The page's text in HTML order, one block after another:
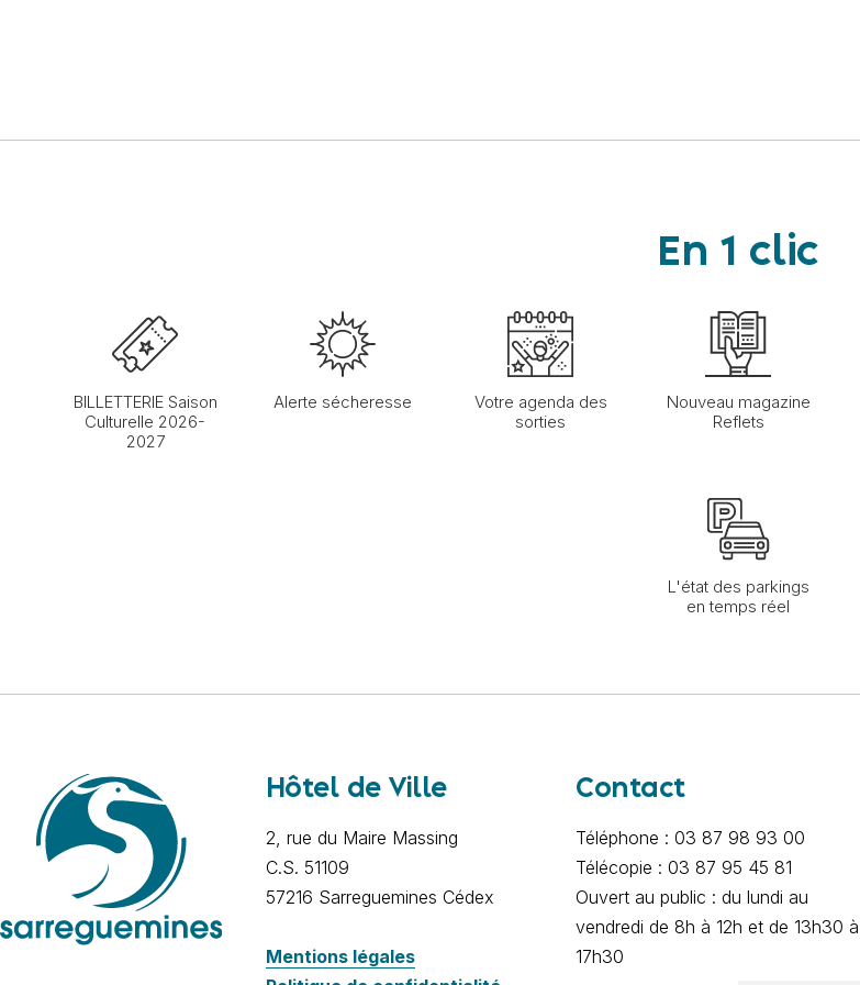
En 1 clic
BILLETTERIE Saison
Culturelle 2026-
2027
Alerte sécheresse
Votre agenda des
sorties
Nouveau magazine
Reflets
L'état des parkings
en temps réel
Hôtel de Ville
2, rue du Maire Massing
C.S. 51109
57216 Sarreguemines Cédex
Mentions légales
Contact
Téléphone : 03 87 98 93 00
Télécopie : 03 87 95 45 81
Ouvert au public : du lundi au
vendredi de 8h à 12h et de 13h30 à
17h30